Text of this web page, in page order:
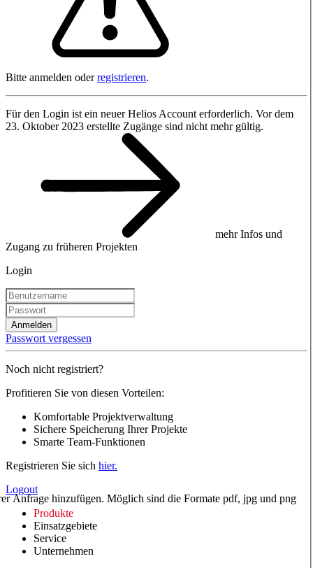
Bitte anmelden oderregistrieren.
Für den Login ist ein neuer Helios Account erforderlich. Vor dem
23. Oktober 2023 erstellte Zugänge sind nicht mehr gültig.
mehr Infos und
Zugang zu früheren Projekten
Login
Anmelden
Passwort vergessen
Noch nicht registriert?
Profitieren Sie von diesen Vorteilen:
Komfortable Projektverwaltung
Sichere Speicherung Ihrer Projekte
Smarte Team-Funktionen
Registrieren Sie sich hier.
Logout
Produkte
Einsatzgebiete
Service
Unternehmen
Anfrage hinzufügen. Möglich sind die Formate pdf, jpg und png